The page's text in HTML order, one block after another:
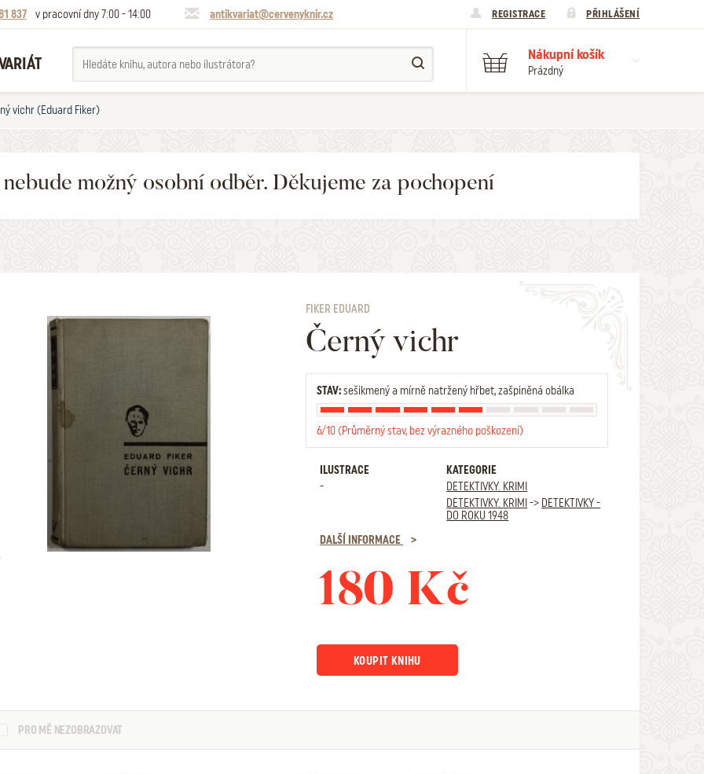
837 v pracovní dny 7:00 - 14:00 antikvariat@cervenyknir.cz REGISTRACE PŘIHLÁŠENÍ
Nákupní košík
Prázdný
vichr (Eduard Fiker)
možný osobní odběr. Děkujeme za pochopení
FIKER EDUARD
Černý vichr
STAV:sešikmený a mírně natržený hřbet, zašpiněná obálka
6/10 (Průměrný stav, bez výrazného poškození)
ILUSTRACE
-
KATEGORIE
DETEKTIVKY. KRIMI
DETEKTIVKY. KRIMI -> DETEKTIVKY -
DO ROKU 1948
DALŠÍ INFORMACE
180 Kč
KOUPIT KNIHU
PRO MĚ NEZOBRAZOVAT